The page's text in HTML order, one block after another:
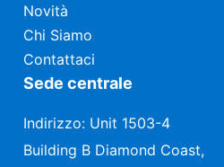
Novità
Chi Siamo
Contattaci
Sede centrale
Indirizzo: Unit 1503-4
Building B Diamond Coast,